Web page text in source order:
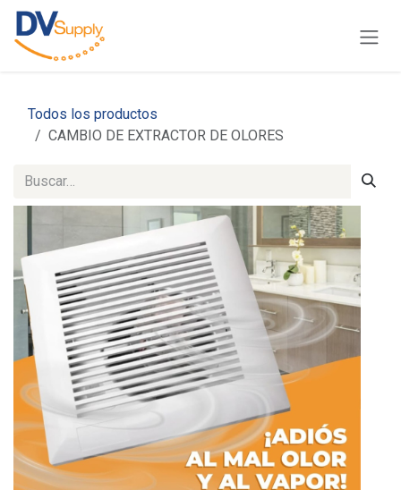
Ir al contenido
Todos los productos
CAMBIO DE EXTRACTOR DE OLORES